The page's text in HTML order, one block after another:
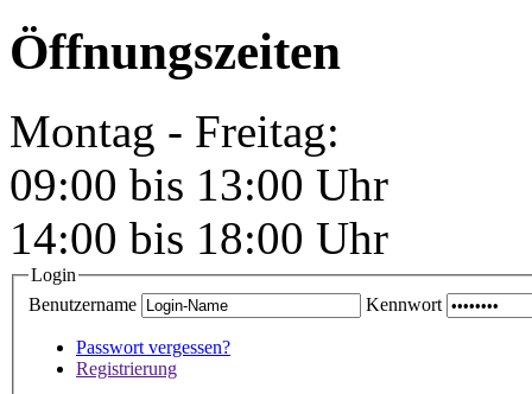
Öffnungszeiten
Montag - Freitag:
09:00 bis 13:00 Uhr
14:00 bis 18:00 Uhr
Login
Benutzername
Kennwort
Passwort vergessen?
Registrierung